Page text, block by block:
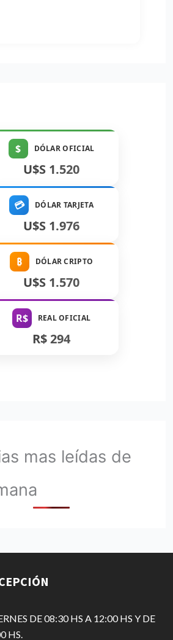
$ DÓLAR OFICIAL
U$S 1.520
💳 DÓLAR TARJETA
U$S 1.976
₿ DÓLAR CRIPTO
U$S 1.570
R$ REAL OFICIAL
R$ 294
mas leídas de
DE 08:30 HS A 12:00 HS Y DE
HS.